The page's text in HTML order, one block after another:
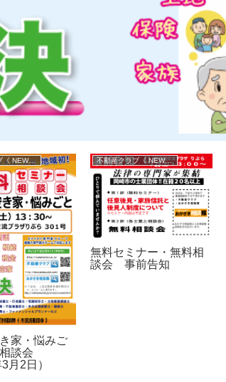
不動産クラブ《 NEWS 》
家・悩みご
談会
月2日）
不動産クラブ《 NEWS 》
無料セミナー・無料相
談会 事前告知